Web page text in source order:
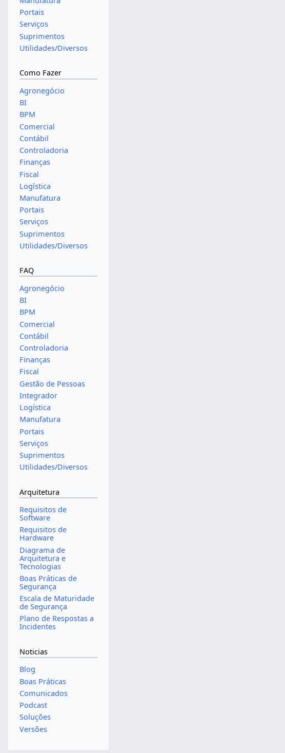
Portais
Serviços
Suprimentos
Utilidades/Diversos
Como Fazer
Agronegócio
BI
BPM
Comercial
Contábil
Controladoria
Finanças
Fiscal
Logística
Manufatura
Portais
Serviços
Suprimentos
Utilidades/Diversos
FAQ
Agronegócio
BI
BPM
Comercial
Contábil
Controladoria
Finanças
Fiscal
Gestão de Pessoas
Integrador
Logística
Manufatura
Portais
Serviços
Suprimentos
Utilidades/Diversos
Arquitetura
Requisitos de
Software
Requisitos de
Hardware
Diagrama de
Arquitetura e
Tecnologias
Boas Práticas de
Segurança
Escala de Maturidade
de Segurança
Plano de Respostas a
Incidentes
Noticias
Blog
Boas Práticas
Comunicados
Podcast
Soluções
Versões